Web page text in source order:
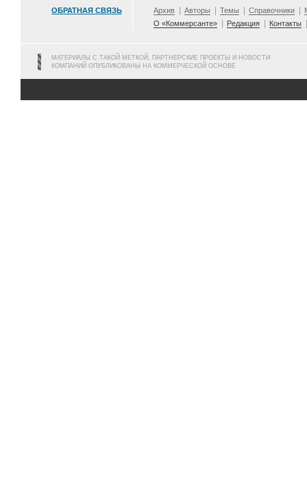
ОБРАТНАЯ СВЯЗЬ Архив Авторы Темы Справочники
О «Коммерсанте»
Редакция Контакты
МАТЕРИАЛЫ С ТАКОЙ МЕТКОЙ, ПАРТНЕРСКИЕ ПРОЕКТЫ И НОВОСТИ
КОМПАНИЙ ОПУБЛИКОВАНЫ НА КОММЕРЧЕСКОЙ ОСНОВЕ